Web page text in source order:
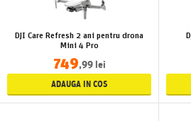
DJI Care Refresh 2 ani pentru drona
Mini 4 Pro
749,99 lei
ADAUGA IN COS